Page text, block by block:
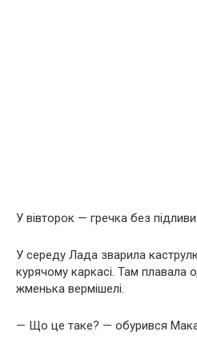
У вівторок — гречка без підливи.
У середу Лада зварила
курячому каркасі. Там плавала
жменька вермішелі.
— Що це таке? — обурився